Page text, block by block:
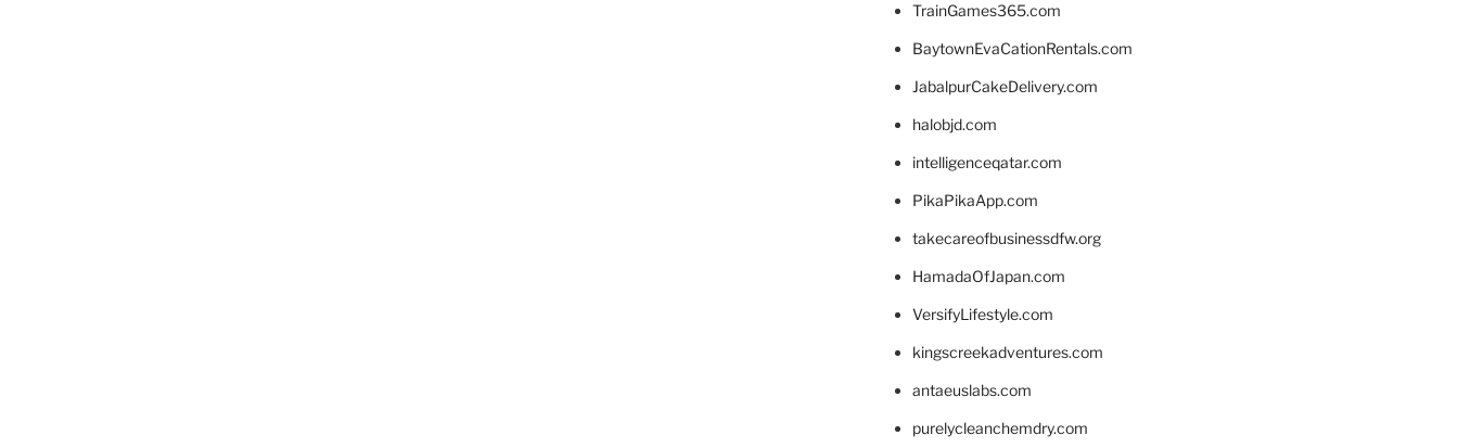
TrainGames365.com
BaytownEvaCationRentals.com
JabalpurCakeDelivery.com
halobjd.com
intelligenceqatar.com
PikaPikaApp.com
takecareofbusinessdfw.org
HamadaOfJapan.com
VersifyLifestyle.com
kingscreekadventures.com
antaeuslabs.com
purelycleanchemdry.com